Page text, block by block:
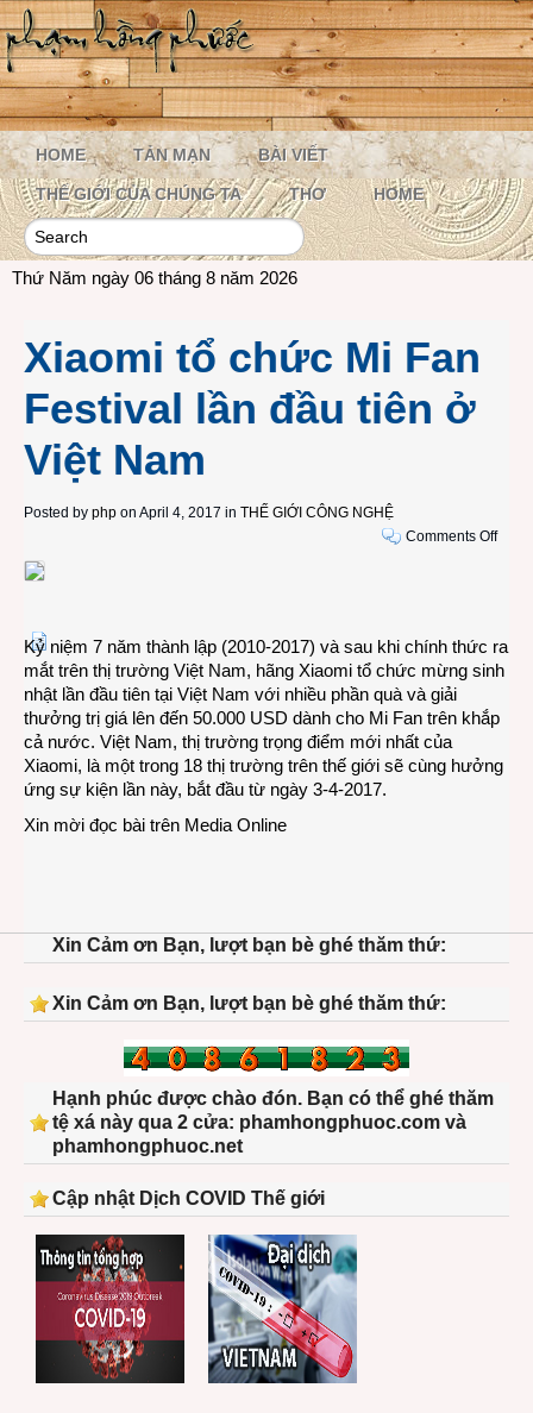
HOME TẢN MẠN BÀI VIẾT
THẾ GIỚI CỦA CHÚNG TA THƠ HOME
Thứ Năm ngày 06 tháng 8 năm 2026
Xiaomi tổ chức Mi Fan
Festival lần đầu tiên ở
Việt Nam
Posted by php on April 4, 2017 in THẾ GIỚI CÔNG NGHỆ
Comments Offon
Fan
đầu
ở
Kỷ niệm 7 năm thành lập (2010-2017) và sau khi chính thức ra
mắt trên thị trường Việt Nam, hãng Xiaomi tổ chức mừng sinh
nhật lần đầu tiên tại Việt Nam với nhiều phần quà và giải
thưởng trị giá lên đến 50.000 USD dành cho Mi Fan trên khắp
cả nước. Việt Nam, thị trường trọng điểm mới nhất của
Xiaomi, là một trong 18 thị trường trên thế giới sẽ cùng hưởng
ứng sự kiện lần này, bắt đầu từ ngày 3-4-2017.
Xin mời đọc bài trên Media Online
Xin Cảm ơn Bạn, lượt bạn bè ghé thăm thứ:
Xin Cảm ơn Bạn, lượt bạn bè ghé thăm thứ:
Hạnh phúc được chào đón. Bạn có thể ghé thăm
tệ xá này qua 2 cửa: phamhongphuoc.com và
phamhongphuoc.net
Cập nhật Dịch COVID Thế giới